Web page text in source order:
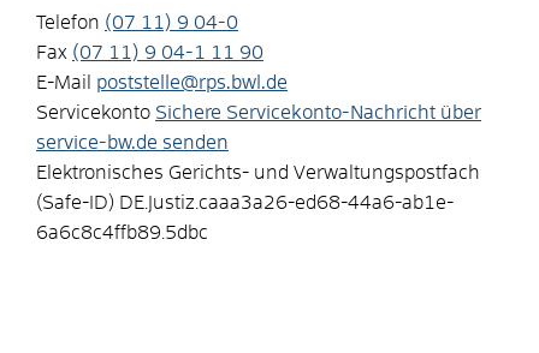
Telefon (07 11) 9 04-0
Fax (07 11) 9 04-1 11
90
E-Mail
poststelle@rps.bwl.de
Servicekonto Sichere Servicekonto-Nachricht über
service-bw.de senden
Elektronisches Gerichts- und Verwaltungspostfach
(Safe-ID) DE.Justiz.caaa3a26-ed68-44a6-ab1e-
6a6c8c4ffb89.5dbc